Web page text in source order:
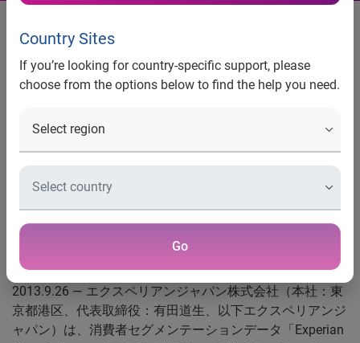
Country Sites
If you’re looking for country-specific support, please
choose from the options below to find the help you need.
Go
エクスペリアンジャパン株式会
社（本社：東京都港区、代表取
締役：有田道生、以下エクスペ
リアンジャパン）は、消費者セ
グメンテーションデータ
「Experian Mosaic Japan （エク
ン、以下Mosaic）」の最新バー
ジョンを10月1日より提供開始
2013.9.26 — エクスペリアンジャパン株式会社（本社：東
京都港区、代表取締役：有田道生、以下エクスペリアンジ
ャパン）は、消費者セグメンテーションデータ「Experian